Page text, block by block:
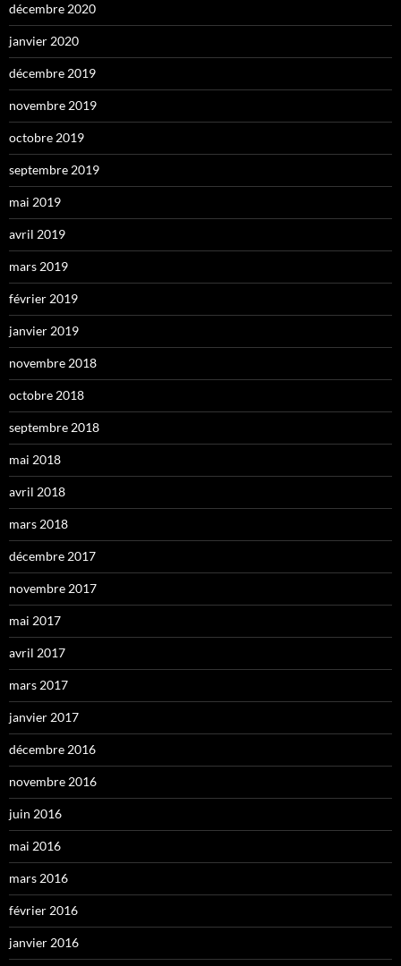
décembre 2020
janvier 2020
décembre 2019
novembre 2019
octobre 2019
septembre 2019
mai 2019
avril 2019
mars 2019
février 2019
janvier 2019
novembre 2018
octobre 2018
septembre 2018
mai 2018
avril 2018
mars 2018
décembre 2017
novembre 2017
mai 2017
avril 2017
mars 2017
janvier 2017
décembre 2016
novembre 2016
juin 2016
mai 2016
mars 2016
février 2016
janvier 2016